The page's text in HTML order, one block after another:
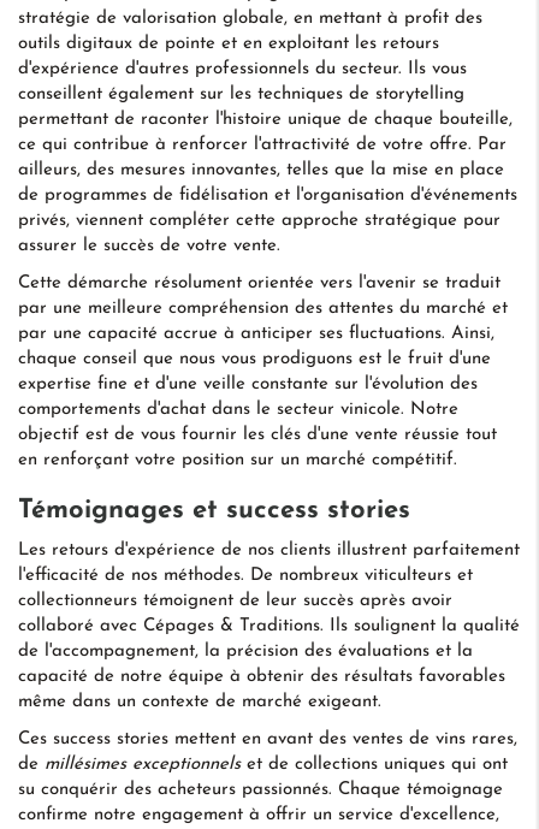
stratégie de valorisation globale, en mettant à profit des
outils digitaux de pointe et en exploitant les retours
d'expérience d'autres professionnels du secteur. Ils vous
conseillent également sur les techniques de storytelling
permettant de raconter l'histoire unique de chaque bouteille,
ce qui contribue à renforcer l'attractivité de votre offre. Par
ailleurs, des mesures innovantes, telles que la mise en place
de programmes de fidélisation et l'organisation d'événements
privés, viennent compléter cette approche stratégique pour
assurer le succès de votre vente.
Cette démarche résolument orientée vers l'avenir se traduit
par une meilleure compréhension des attentes du marché et
par une capacité accrue à anticiper ses fluctuations. Ainsi,
chaque conseil que nous vous prodiguons est le fruit d'une
expertise fine et d'une veille constante sur l'évolution des
comportements d'achat dans le secteur vinicole. Notre
objectif est de vous fournir les clés d'une vente réussie tout
en renforçant votre position sur un marché compétitif.
Témoignages et success stories
Les retours d'expérience de nos clients illustrent parfaitement
l'efficacité de nos méthodes. De nombreux viticulteurs et
collectionneurs témoignent de leur succès après avoir
collaboré avec Cépages & Traditions. Ils soulignent la qualité
de l'accompagnement, la précision des évaluations et la
capacité de notre équipe à obtenir des résultats favorables
même dans un contexte de marché exigeant.
Ces success stories mettent en avant des ventes de vins rares,
de millésimes exceptionnelset de collections uniques qui ont
su conquérir des acheteurs passionnés. Chaque témoignage
confirme notre engagement à offrir un service d'excellence,